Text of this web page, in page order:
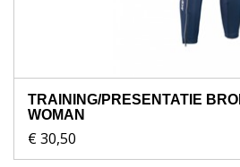
TRAINING/PRESENTATIE
WOMAN
€ 30,50